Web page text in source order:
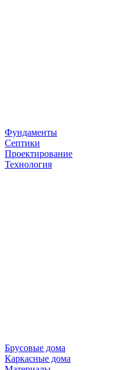
Фундаменты
Септики
Проектирование
Технология
Брусовые дома
Каркасные дома